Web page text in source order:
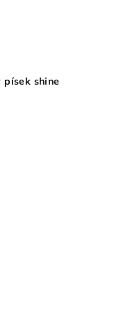
písek shine